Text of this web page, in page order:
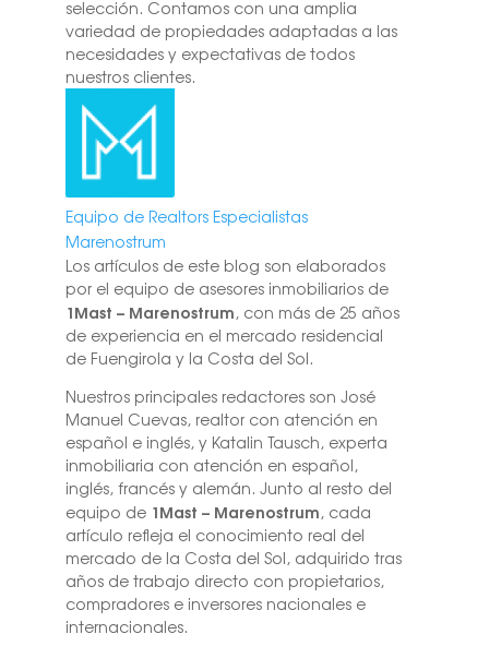
selección. Contamos con una amplia
variedad de propiedades adaptadas a las
necesidades y expectativas de todos
nuestros clientes.
Equipo de Realtors Especialistas
Marenostrum
Los artículos de este blog son elaborados
por el equipo de asesores inmobiliarios de
1Mast – Marenostrum, con más de 25 años
de experiencia en el mercado residencial
de Fuengirola y la Costa del Sol.
Nuestros principales redactores son José
Manuel Cuevas, realtor con atención en
español e inglés, y Katalin Tausch, experta
inmobiliaria con atención en español,
inglés, francés y alemán. Junto al resto del
equipo de 1Mast – Marenostrum, cada
artículo refleja el conocimiento real del
mercado de la Costa del Sol, adquirido tras
años de trabajo directo con propietarios,
compradores e inversores nacionales e
internacionales.